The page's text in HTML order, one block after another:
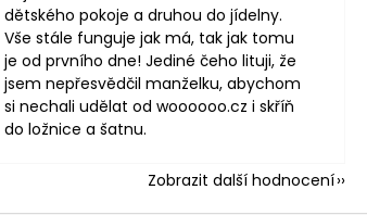
dětského pokoje a druhou do jídelny.
Vše stále funguje jak má, tak jak tomu
je od prvního dne! Jediné čeho lituji, že
jsem nepřesvědčil manželku, abychom
si nechali udělat od woooooo.cz i skříň
do ložnice a šatnu.
Zobrazit další hodnocení